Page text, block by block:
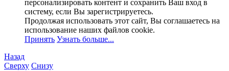
персонализировать контент и сохранить Ваш вход в
систему, если Вы зарегистрируетесь.
Продолжая использовать этот сайт, Вы соглашаетесь на
использование наших файлов cookie.
Принять Узнать больше...
Назад
Сверху Снизу